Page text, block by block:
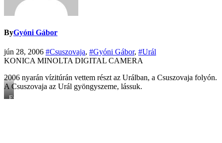
ByGyóni Gábor
jún 28, 2006 #Csuszovaja, #Gyóni Gábor, #Urál
KONICA MINOLTA DIGITAL CAMERA
2006 nyarán vízitúrán vettem részt az Urálban, a Csuszovaja folyón.
A Csuszovaja az Urál gyöngyszeme, lássuk.
Ez